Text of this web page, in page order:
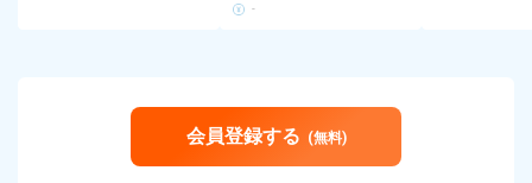
-
会員登録する (無料)